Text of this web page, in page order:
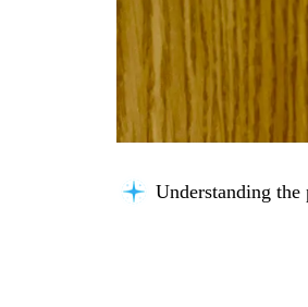
Understanding the